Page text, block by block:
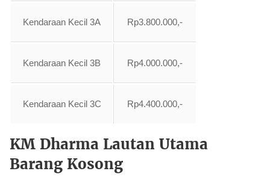
Kendaraan Kecil 3A Rp3.800.000,-
Kendaraan Kecil 3B Rp4.000.000,-
Kendaraan Kecil 3C Rp4.400.000,-
KM Dharma Lautan Utama
Barang Kosong